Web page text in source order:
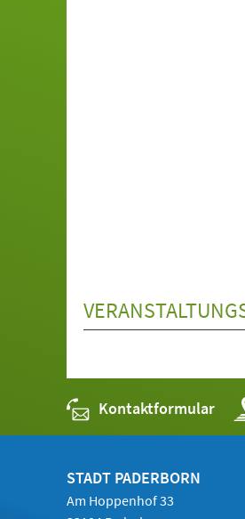
Kontaktformular
STADT PADERBORN
Am Hoppenhof 33